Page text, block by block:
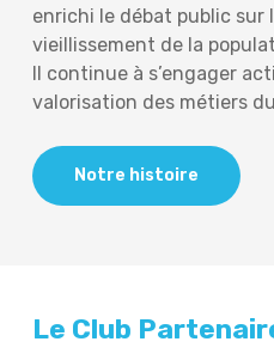
enrichi le débat public sur
vieillissement de la
Il continue à s’engager
valorisation des métiers
Notre histoire
Le Club